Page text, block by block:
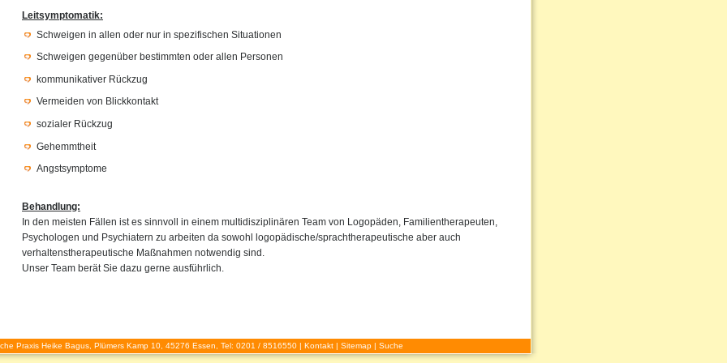
Leitsymptomatik:
Schweigen in allen oder nur in spezifischen Situationen
Schweigen gegenüber bestimmten oder allen Personen
kommunikativer Rückzug
Vermeiden von Blickkontakt
sozialer Rückzug
Gehemmtheit
Angstsymptome
Behandlung:
In den meisten Fällen ist es sinnvoll in einem multidisziplinären Team von Logopäden, Familientherapeuten,
Psychologen und Psychiatern zu arbeiten da sowohl logopädische/sprachtherapeutische aber auch
verhaltenstherapeutische Maßnahmen notwendig sind.
Unser Team berät Sie dazu gerne ausführlich.
Praxis Heike Bagus, Plümers Kamp 10, 45276 Essen, Tel: 0201 / 8516550 | Kontakt | Sitemap | Suche